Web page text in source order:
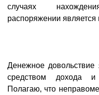
случаях
распоряжении
Денежное
средством дохода и
Полагаю, что